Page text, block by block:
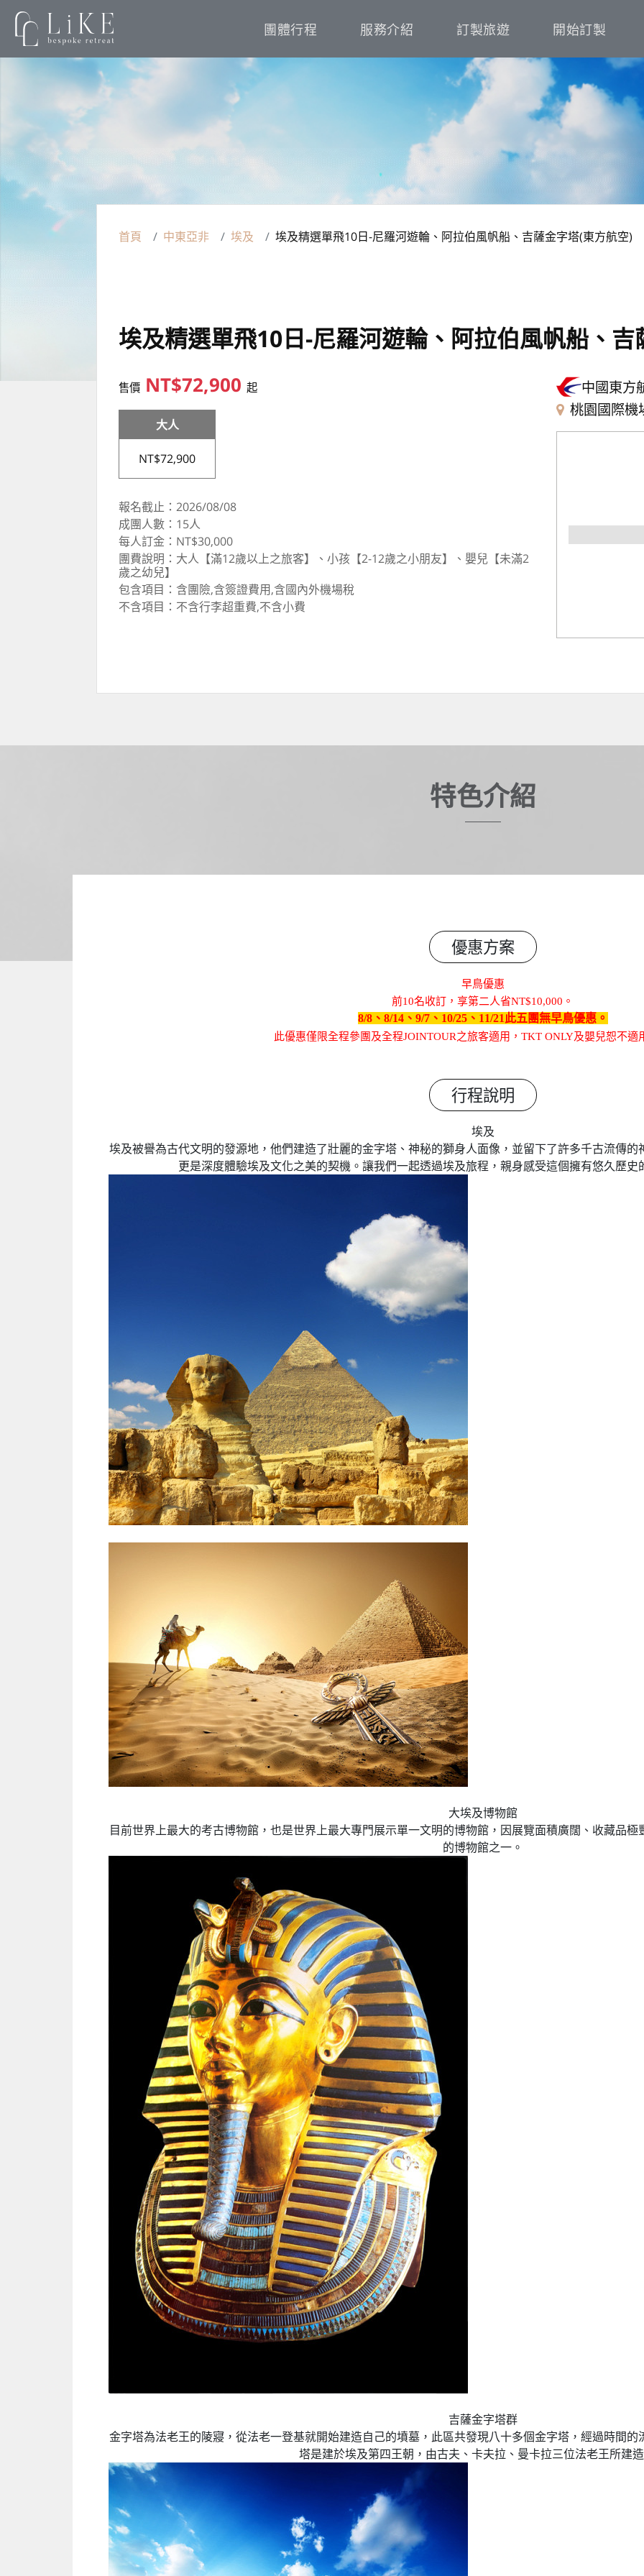
團體行程 服務介紹 訂製旅遊 開始訂製
首頁 中東亞非 埃及 埃及精選單飛10日-尼羅河遊輪、阿拉伯風帆船、吉薩金字塔(東方航空)
埃及精選單飛10日-尼羅河遊輪、阿拉伯風帆船、
售價 NT$72,900起
大人
NT$72,900
報名截止：2026/08/08
成團人數：15人
每人訂金：NT$30,000
團費說明：大人【滿12歲以上之旅客】、小孩【2-12歲之小朋友】、嬰兒【未滿2
歲之幼兒】
包含項目：含團險,含簽證費用,含國內外機場稅
不含項目：不含行李超重費,不含小費
中國東方
桃園國際機
特色介紹
優惠方案
早鳥優惠
前10名收訂，享第二人省NT$10,000。
8/8、8/14、9/7、10/25、11/21此五團無早鳥優惠。
此優惠僅限全程參團及全程JOINTOUR之旅客適用，TKT ONLY及嬰兒恕不適
行程說明
埃及
埃及被譽為古代文明的發源地，他們建造了壯麗的金字塔、神秘的獅身人面像，並留下了許多千古流傳
更是深度體驗埃及文化之美的契機。讓我們一起透過埃及旅程，親身感受這個擁有悠久歷
大埃及博物館
目前世界上最大的考古博物館，也是世界上最大專門展示單一文明的博物館，因展覽面積廣闊、收藏品
的博物館之一。
吉薩金字塔群
金字塔為法老王的陵寢，從法老一登基就開始建造自己的墳墓，此區共發現八十多個金字塔，經過時間
塔是建於埃及第四王朝，由古夫、卡夫拉、曼卡拉三位法老王所建